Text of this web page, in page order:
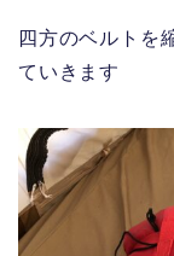
四方のベルトを
ていきます